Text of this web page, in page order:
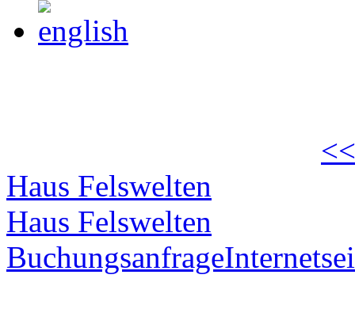
Haus Felswelten
Haus Felswelten
Buchungsanfrage